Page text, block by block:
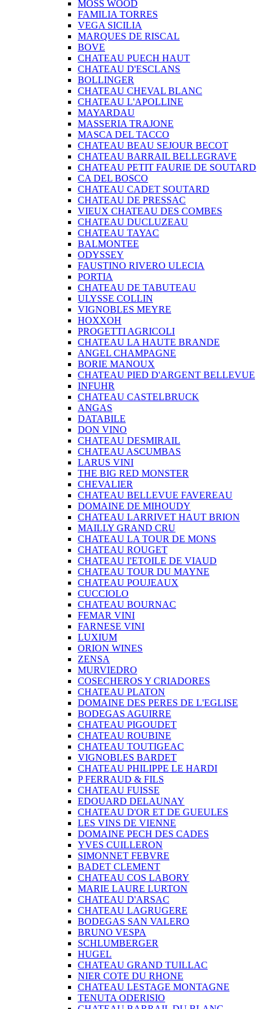
MOSS WOOD
FAMILIA TORRES
VEGA SICILIA
MARQUES DE RISCAL
BOVE
CHATEAU PUECH HAUT
CHATEAU D'ESCLANS
BOLLINGER
CHATEAU CHEVAL BLANC
CHATEAU L'APOLLINE
MAYARDAU
MASSERIA TRAJONE
MASCA DEL TACCO
CHATEAU BEAU SEJOUR BECOT
CHATEAU BARRAIL BELLEGRAVE
CHATEAU PETIT FAURIE DE SOUTARD
CA DEL BOSCO
CHATEAU CADET SOUTARD
CHATEAU DE PRESSAC
VIEUX CHATEAU DES COMBES
CHATEAU DUCLUZEAU
CHATEAU TAYAC
BALMONTEE
ODYSSEY
FAUSTINO RIVERO ULECIA
PORTIA
CHATEAU DE TABUTEAU
ULYSSE COLLIN
VIGNOBLES MEYRE
HOXXOH
PROGETTI AGRICOLI
CHATEAU LA HAUTE BRANDE
ANGEL CHAMPAGNE
BORIE MANOUX
CHATEAU PIED D'ARGENT BELLEVUE
INFUHR
CHATEAU CASTELBRUCK
ANGAS
DATABILE
DON VINO
CHATEAU DESMIRAIL
CHATEAU ASCUMBAS
LARUS VINI
THE BIG RED MONSTER
CHEVALIER
CHATEAU BELLEVUE FAVEREAU
DOMAINE DE MIHOUDY
CHATEAU LARRIVET HAUT BRION
MAILLY GRAND CRU
CHATEAU LA TOUR DE MONS
CHATEAU ROUGET
CHATEAU I'ETOILE DE VIAUD
CHATEAU TOUR DU MAYNE
CHATEAU POUJEAUX
CUCCIOLO
CHATEAU BOURNAC
FEMAR VINI
FARNESE VINI
LUXIUM
ORION WINES
ZENSA
MURVIEDRO
COSECHEROS Y CRIADORES
CHATEAU PLATON
DOMAINE DES PERES DE L'EGLISE
BODEGAS AGUIRRE
CHATEAU PIGOUDET
CHATEAU ROUBINE
CHATEAU TOUTIGEAC
VIGNOBLES BARDET
CHATEAU PHILIPPE LE HARDI
P FERRAUD & FILS
CHATEAU FUISSE
EDOUARD DELAUNAY
CHATEAU D'OR ET DE GUEULES
LES VINS DE VIENNE
DOMAINE PECH DES CADES
YVES CUILLERON
SIMONNET FEBVRE
BADET CLEMENT
CHATEAU COS LABORY
MARIE LAURE LURTON
CHATEAU D'ARSAC
CHATEAU LAGRUGERE
BODEGAS SAN VALERO
BRUNO VESPA
SCHLUMBERGER
HUGEL
CHATEAU GRAND TUILLAC
NIER COTE DU RHONE
CHATEAU LESTAGE MONTAGNE
TENUTA ODERISIO